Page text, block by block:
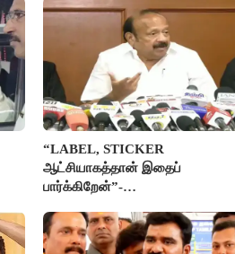
“LABEL, STICKER
ஆட்சியாகத்தான் இதைப்
பார்க்கிறேன்”-